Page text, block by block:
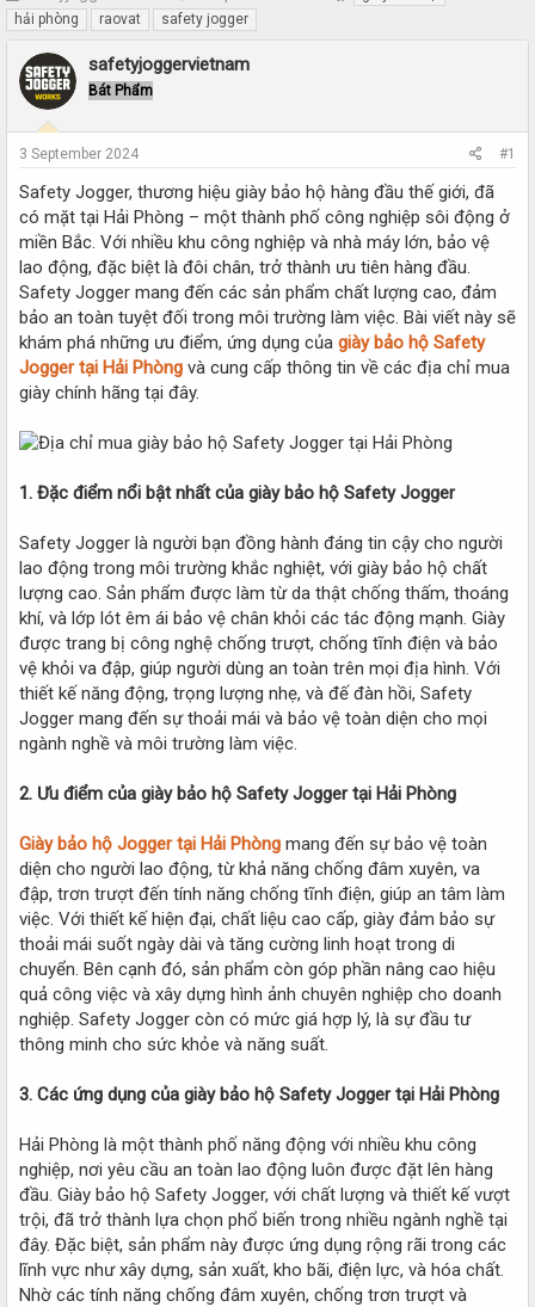
h
r
e
a
d
a
r
e
r
t
a
r
hải phòng
raovat safety jogger
safetyjoggervietnam
Bát Phẩm
3 September 2024 #1
Safety Jogger, thương hiệu giày bảo hộ hàng đầu thế giới, đã
có mặt tại Hải Phòng – một thành phố công nghiệp sôi động ở
miền Bắc. Với nhiều khu công nghiệp và nhà máy lớn, bảo vệ
lao động, đặc biệt là đôi chân, trở thành ưu tiên hàng đầu.
Safety Jogger mang đến các sản phẩm chất lượng cao, đảm
bảo an toàn tuyệt đối trong môi trường làm việc. Bài viết này sẽ
khám phá những ưu điểm, ứng dụng của giày bảo hộ Safety
Jogger tại Hải Phòng và cung cấp thông tin về các địa chỉ mua
giày chính hãng tại đây.
1. Đặc điểm nổi bật nhất của giày bảo hộ Safety Jogger
Safety Jogger là người bạn đồng hành đáng tin cậy cho người
lao động trong môi trường khắc nghiệt, với giày bảo hộ chất
lượng cao. Sản phẩm được làm từ da thật chống thấm, thoáng
khí, và lớp lót êm ái bảo vệ chân khỏi các tác động mạnh. Giày
được trang bị công nghệ chống trượt, chống tĩnh điện và bảo
vệ khỏi va đập, giúp người dùng an toàn trên mọi địa hình. Với
thiết kế năng động, trọng lượng nhẹ, và đế đàn hồi, Safety
Jogger mang đến sự thoải mái và bảo vệ toàn diện cho mọi
ngành nghề và môi trường làm việc.
2. Ưu điểm của giày bảo hộ Safety Jogger tại Hải Phòng
Giày bảo hộ Jogger tại Hải Phòng mang đến sự bảo vệ toàn
diện cho người lao động, từ khả năng chống đâm xuyên, va
đập, trơn trượt đến tính năng chống tĩnh điện, giúp an tâm làm
việc. Với thiết kế hiện đại, chất liệu cao cấp, giày đảm bảo sự
thoải mái suốt ngày dài và tăng cường linh hoạt trong di
chuyển. Bên cạnh đó, sản phẩm còn góp phần nâng cao hiệu
quả công việc và xây dựng hình ảnh chuyên nghiệp cho doanh
nghiệp. Safety Jogger còn có mức giá hợp lý, là sự đầu tư
thông minh cho sức khỏe và năng suất.
3. Các ứng dụng của giày bảo hộ Safety Jogger tại Hải Phòng
Hải Phòng là một thành phố năng động với nhiều khu công
nghiệp, nơi yêu cầu an toàn lao động luôn được đặt lên hàng
đầu. Giày bảo hộ Safety Jogger, với chất lượng và thiết kế vượt
trội, đã trở thành lựa chọn phổ biến trong nhiều ngành nghề tại
đây. Đặc biệt, sản phẩm này được ứng dụng rộng rãi trong các
lĩnh vực như xây dựng, sản xuất, kho bãi, điện lực, và hóa chất.
Nhờ các tính năng chống đâm xuyên, chống trơn trượt và